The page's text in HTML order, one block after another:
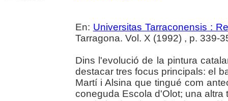
En: Universitas Tarraconensis :
Tarragona. Vol. X (1992) , p. 339-
Dins l'evolució de la pintura
destacar tres focus principals: el
Martí i Alsina que tingué com
coneguda Escola d'Olot; una